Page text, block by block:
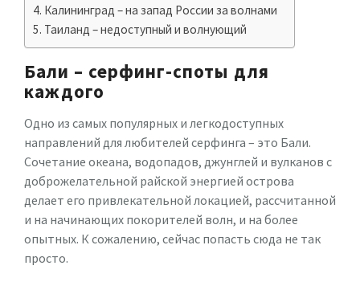
Калининград – на запад России за волнами
Таиланд – недоступный и волнующий
Бали – серфинг-споты для
каждого
Одно из самых популярных и легкодоступных
направлений для любителей серфинга – это Бали.
Сочетание океана, водопадов, джунглей и вулканов с
доброжелательной райской энергией острова
делает его привлекательной локацией, рассчитанной
и на начинающих покорителей волн, и на более
опытных. К сожалению, сейчас попасть сюда не так
просто.